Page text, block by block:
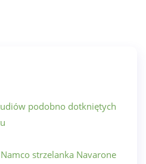
podobno dotkniętych
strzelanka Navarone